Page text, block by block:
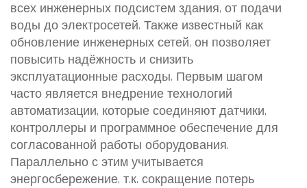
всех инженерных подсистем здания, от подачи
воды до электросетей. Также известный как
обновление инженерных сетей, он позволяет
повысить надёжность и снизить
эксплуатационные расходы. Первым шагом
часто является внедрение технологий
автоматизации, которые соединяют датчики,
контроллеры и программное обеспечение для
согласованной работы оборудования.
Параллельно с этим учитывается
энергосбережение, т.к. сокращение потерь